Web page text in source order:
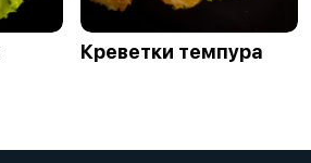
Креветки темпура